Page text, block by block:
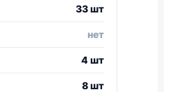
33 шт
нет
4 шт
8 шт